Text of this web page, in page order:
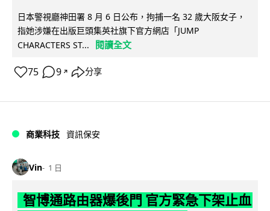
日本警視廳神田署 8 月 6 日公布，拘捕一名 32 歲大阪女子，
指她涉嫌在出版巨頭集英社旗下官方網店「JUMP
CHARACTERS ST...
閱讀全文
75 9 ↗ 分享
商業科技 資訊保安
Vin 1 日
智博通路由器爆後門 官方緊急下架止血